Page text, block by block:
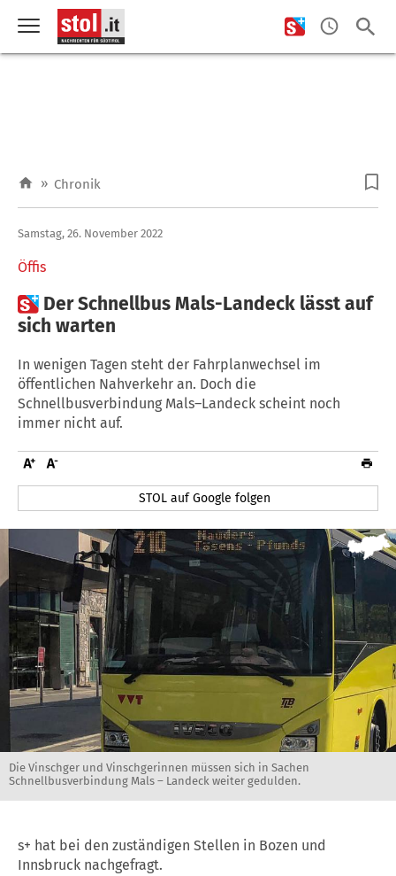
» Chronik
Öffis
Samstag, 26. November 2022
 Der Schnellbus Mals-Landeck lässt auf
sich warten
In wenigen Tagen steht der Fahrplanwechsel im
öffentlichen Nahverkehr an. Doch die
Schnellbusverbindung Mals–Landeck scheint noch
immer nicht auf.
STOL auf Google folgen
Die Vinschger und Vinschgerinnen müssen sich in Sachen
Schnellbusverbindung Mals – Landeck weiter gedulden.
s+ hat bei den zuständigen Stellen in Bozen und
Innsbruck nachgefragt.